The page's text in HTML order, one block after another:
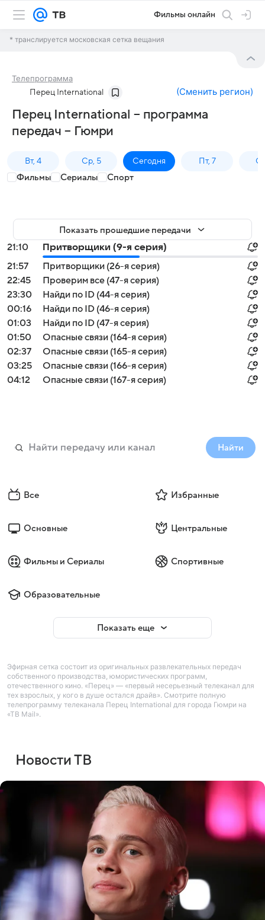
Фильмы онлайн
* транслируется московская сетка вещания
Телепрограмма
Перец International (Сменить регион)
Перец International – программа
передач – Гюмри
Вт, 4 Ср, 5 Сегодня Пт, 7
Фильмы Сериалы Спорт
Показать прошедшие передачи
21:10
Притворщики (9-я серия)
21:57
Притворщики (26-я серия)
22:45
Проверим все (47-я серия)
23:30
Найди по ID (44-я серия)
00:16
Найди по ID (46-я серия)
01:03
Найди по ID (47-я серия)
01:50
Опасные связи (164-я серия)
02:37
Опасные связи (165-я серия)
03:25
Опасные связи (166-я серия)
04:12
Опасные связи (167-я серия)
Найти
Все Избранные
Основные Центральные
Фильмы и Сериалы Спортивные
Образовательные
Показать еще
Эфирная сетка состоит из оригинальных развлекательных передач
собственного производства, юмористических программ,
отечественного кино. «Перец» — «первый несерьезный телеканал для
тех взрослых, у кого в душе остался драйв». Смотрите полную
телепрограмму телеканала Перец International для города Гюмри на
«ТВ Mail».
Новости ТВ